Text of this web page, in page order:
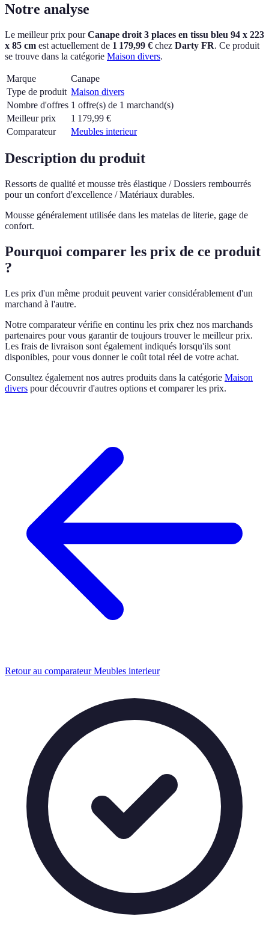
Notre analyse
Le meilleur prix pourCanape droit 3 places en tissu bleu 94 x 223
x 85 cm est actuellement de 1 179,99 € chez Darty FR. Ce produit
se trouve dans la catégorie Maison divers.
Marque
Canape
Type de produit Maison divers
Nombre d'offres 1 offre(s) de 1 marchand(s)
Meilleur prix
1 179,99 €
Comparateur
Meubles interieur
Description du produit
Ressorts de qualité et mousse très élastique / Dossiers rembourrés
pour un confort d'excellence / Matériaux durables.
Mousse généralement utilisée dans les matelas de literie, gage de
confort.
Pourquoi comparer les prix de ce produit
?
Les prix d'un même produit peuvent varier considérablement d'un
marchand à l'autre.
Notre comparateur vérifie en continu les prix chez nos marchands
partenaires pour vous garantir de toujours trouver le meilleur prix.
Les frais de livraison sont également indiqués lorsqu'ils sont
disponibles, pour vous donner le coût total réel de votre achat.
Consultez également nos autres produits dans la catégorie Maison
divers pour découvrir d'autres options et comparer les prix.
Retour au comparateur Meubles interieur